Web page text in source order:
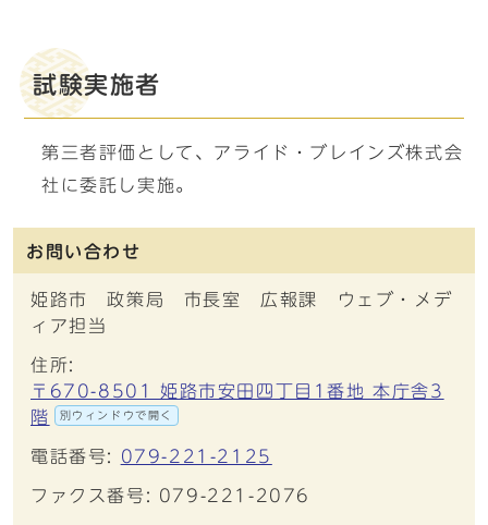
試験実施者
第三者評価として、アライド・ブレインズ株式会
社に委託し実施。
お問い合わせ
姫路市 政策局 市長室 広報課 ウェブ・メデ
ィア担当
住所:
〒670-8501 姫路市安田四丁目1番地 本庁舎3
階
別ウィンドウで開く
電話番号: 079-221-2125
ファクス番号: 079-221-2076